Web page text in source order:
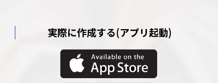
実際に作成する(アプリ起動)